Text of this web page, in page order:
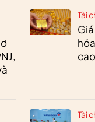
Tài
Tài